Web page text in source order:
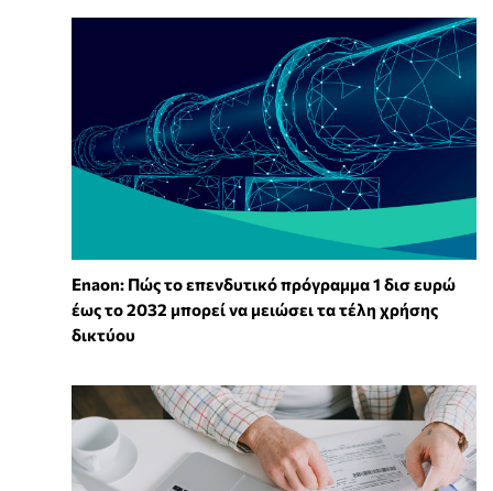
Enaon: Πώς το επενδυτικό πρόγραμμα 1 δισ ευρώ
έως το 2032 μπορεί να μειώσει τα τέλη χρήσης
δικτύου